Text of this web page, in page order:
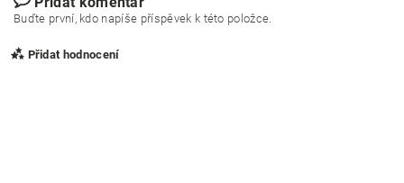
Buďte první, kdo napíše příspěvek k této položce.
Přidat hodnocení